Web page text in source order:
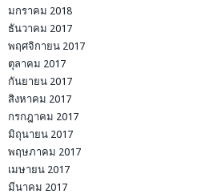
มกราคม 2018
ธันวาคม 2017
พฤศจิกายน 2017
ตุลาคม 2017
กันยายน 2017
สิงหาคม 2017
กรกฎาคม 2017
มิถุนายน 2017
พฤษภาคม 2017
เมษายน 2017
มีนาคม 2017